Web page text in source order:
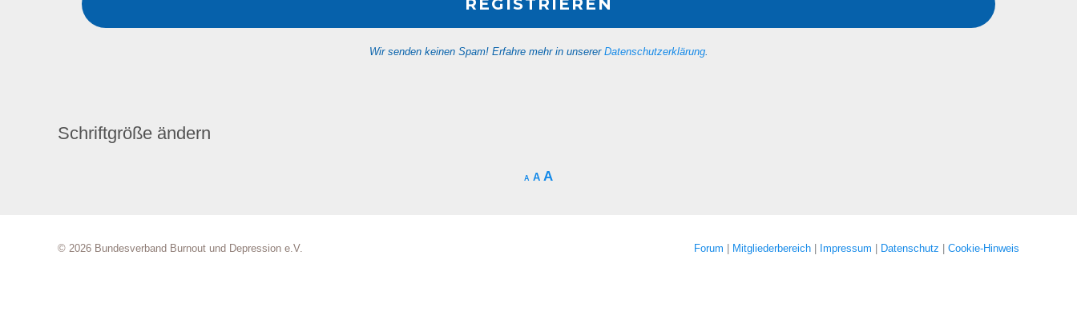
Wir senden keinen Spam! Erfahre mehr in unserer Datenschutzerklärung.
Schriftgröße ändern
A A A
© 2026 Bundesverband Burnout und Depression e.V. Forum Mitgliederbereich Impressum Datenschutz Cookie-Hinweis